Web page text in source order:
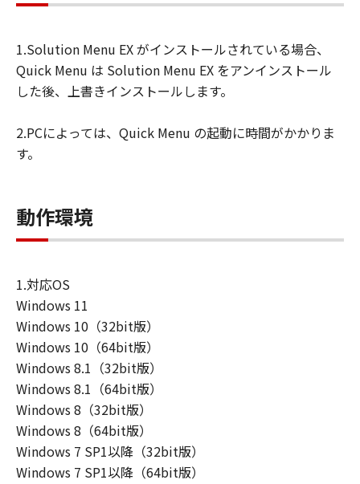
連して生ずる直接的または間接的な損失、
一切の責任を負いません。
ユーザーは、日本国政府または該当国の政
府より必要な許可等を得ることなしに、本
ソフトウェアの全部または一部を、直接ま
たは間接に輸出してはなりません。
1.Solution Menu EX がインストールされている場合、
Quick Menu は Solution Menu EX をアンインストール
した後、上書きインストールします。
2.PCによっては、Quick Menu の起動に時間がかかりま
す。
動作環境
1.対応OS
Windows 11
Windows 10（32bit版）
Windows 10（64bit版）
Windows 8.1（32bit版）
Windows 8.1（64bit版）
Windows 8（32bit版）
Windows 8（64bit版）
Windows 7 SP1以降（32bit版）
Windows 7 SP1以降（64bit版）